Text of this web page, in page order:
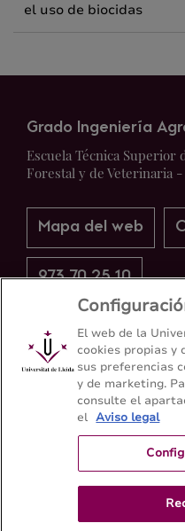
el uso de biocidas
Grado Ingeniería
Escuela Técnica
Forestal y de Veterinaria
Mapa del web
973 70 25 10
El web de la
cookies propias y
sus preferencias
y de marketing.
consulte el
el Aviso legal